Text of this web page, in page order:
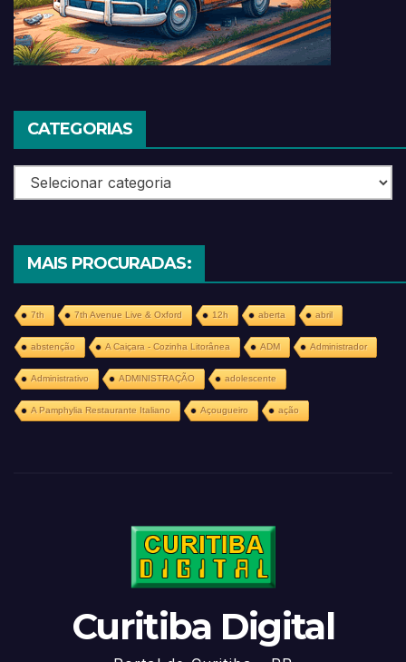
CATEGORIAS
Categorias
MAIS PROCURADAS:
7th 7th Avenue Live & Oxford 12h aberta abril
abstenção A Caiçara - Cozinha Litorânea ADM Administrador
Administrativo ADMINISTRAÇÃO adolescente
A Pamphylia Restaurante Italiano Açougueiro ação
Curitiba Digital